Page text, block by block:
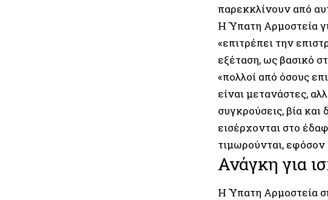
παρεκκλίνουν από
Η Ύπατη Αρμοστεία
«επιτρέπει την
εξέταση, ως βασικό
«πολλοί από όσους
είναι μετανάστες,
συγκρούσεις, βία και
εισέρχονται στο
τιμωρούνται, εφόσον
Ανάγκη για
Η Ύπατη Αρμοστεία